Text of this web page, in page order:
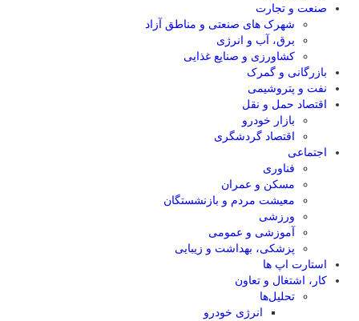
صنعت و تجارت
شهرک های صنعتی و مناطق آزاد
برق، آب و انرژی
کشاورزی و صنایع غذایی
بازرگانی و گمرک
نفت و پتروشیمی
اقتصاد حمل و نقل
بازار خودرو
اقتصاد گردشگری
اجتماعی
فناوری
مسکن و عمران
معیشت مردم و بازنشستگان
ورزشی
آموزشی و عمومی
پزشکی، بهداشت و زیبایی
استارت اپ ها
کار، اشتغال و تعاون
تحلیل‌ها
انرژی خودرو